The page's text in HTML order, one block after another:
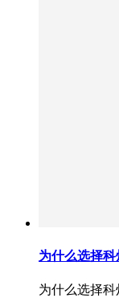
为什么选择
为什么选择